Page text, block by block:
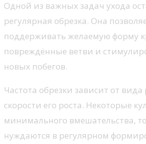
Одной из важных задач ухода
регулярная обрезка. Она
поддерживать желаемую форму
повреждённые ветви и
новых побегов.
Частота обрезки зависит от вида
скорости его роста. Некоторые
минимального вмешательства,
нуждаются в регулярном